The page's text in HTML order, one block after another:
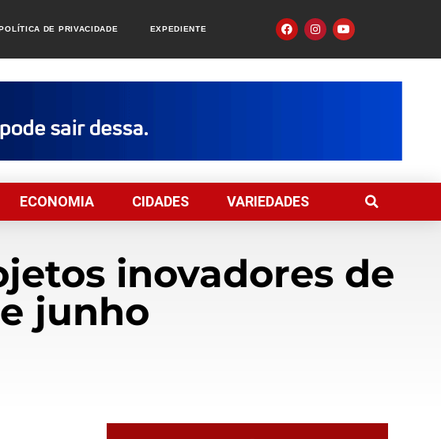
DE PRIVACIDADE EXPEDIENTE
ECONOMIA CIDADES VARIEDADES
inovadores de
junho